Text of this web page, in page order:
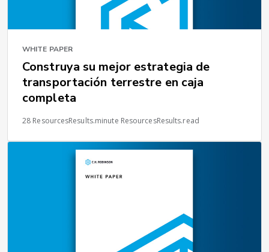
WHITE PAPER
Construya su mejor estrategia de
transportación terrestre en caja
completa
28 ResourcesResults.minute ResourcesResults.read